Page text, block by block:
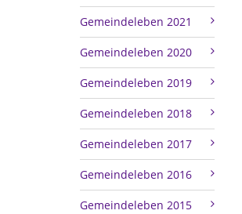
Gemeindeleben 2021
Gemeindeleben 2020
Gemeindeleben 2019
Gemeindeleben 2018
Gemeindeleben 2017
Gemeindeleben 2016
Gemeindeleben 2015